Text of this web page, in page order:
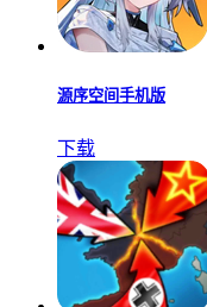
源序空间手机版
下载